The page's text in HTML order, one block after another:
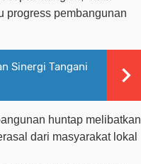
progress pembangunan
Sinergi Tangani
huntap melibatkan
dari masyarakat lokal